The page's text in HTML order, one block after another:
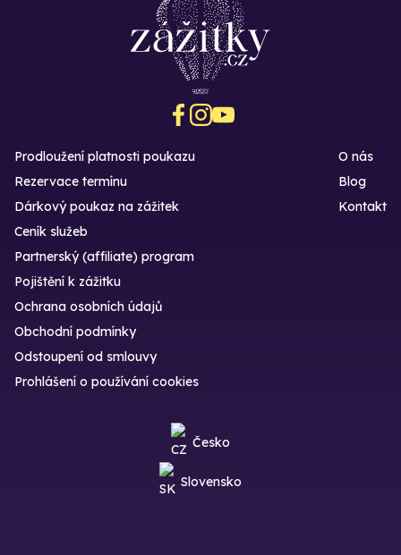
Prodloužení platnosti poukazu
Rezervace termínu
Dárkový poukaz na zážitek
O nás
Blog
Kontakt
Ceník služeb
Partnerský (affiliate) program
Pojištění k zážitku
Ochrana osobních údajů
Obchodní podmínky
Odstoupení od smlouvy
Prohlášení o používání cookies
Česko
Slovensko